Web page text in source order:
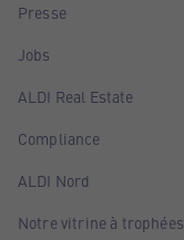
Presse
Jobs
ALDI Real Estate
Compliance
ALDI Nord
Notre vitrine à trophées